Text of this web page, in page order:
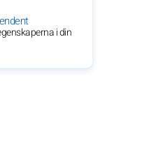
i din